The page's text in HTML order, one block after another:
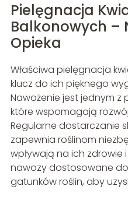
Pielęgnacja
Balkonowych –
Opieka
Właściwa pielęgnacja
klucz do ich pięknego
Nawożenie jest jednym
które wspomagają
Regularne dostarczanie
zapewnia roślinom
wpływają na ich
nawozy dostosowane
gatunków roślin, aby